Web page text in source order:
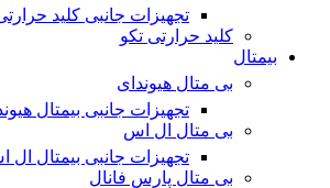
تجهیزات جانبی کلید
کلید حرارتی تکو
بیمتال
بی متال هیوندای
تجهیزات جانبی بیمتال
بی متال ال اس
تجهیزات جانبی بیمتال ال
بی متال پارس فانال